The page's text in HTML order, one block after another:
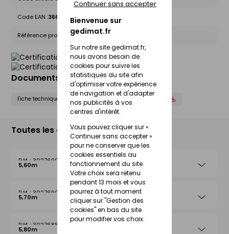
Bienvenue sur
gedimat.fr
Sur notre site gedimat.fr,
nous avons besoin de
cookies pour suivre les
statistiques du site afin
d'optimiser votre expérience
de navigation et d'adapter
nos publicités à vos
centres d'intérêt.
Vous pouvez cliquer sur «
Continuer sans accepter »
pour ne conserver que les
cookies essentiels au
fonctionnement du site.
Votre choix sera retenu
pendant 13 mois et vous
pourrez à tout moment
cliquer sur "Gestion des
cookies" en bas du site
pour modifier vos choix.
Continuer sans accepter
Code EAN :3660609118895
Référence produit nationale Gedimat :
Documents liés
Fiche technique Déclaration de performance (DOP)
Toutes les déclinaisons
30276907
5,60m
30276900
5,70m
30276885
5,80m